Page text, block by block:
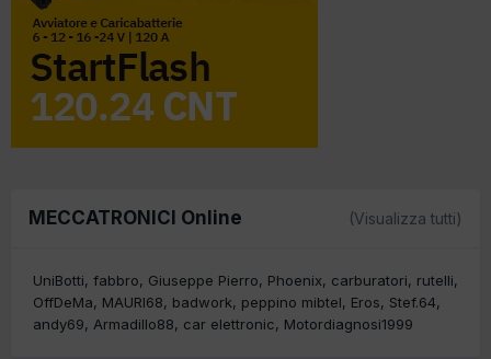
MECCATRONICI Online (Visualizza tutti)
UniBotti fabbro Giuseppe Pierro Phoenix carburatori
rutelli
OffDeMa
MAURI68 badwork peppino mibtel Eros
Stef.64
andy69 Armadillo88 car elettronic Motordiagnosi1999